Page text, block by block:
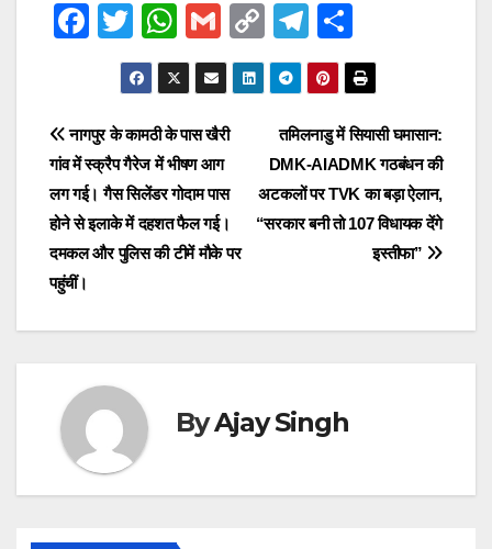
F
e
b
o
o
k
T
wi
tt
er
W
h
at
s
A
p
p
G
m
ail
C
o
p
y
Li
n
k
T
el
e
gr
a
m
h
ar
e
Post
navigation
तमिलनाडु में सियासी घमासान:
DMK-AIADMK गठबंधन की
अटकलों पर TVK का बड़ा ऐलान,
“सरकार बनी तो 107 विधायक देंगे
इस्तीफा”
नागपुर के कामठी के पास खैरी
गांव में स्क्रैप गैरेज में भीषण आग
लग गई। गैस सिलेंडर गोदाम पास
होने से इलाके में दहशत फैल गई।
दमकल और पुलिस की टीमें मौके पर
पहुंचीं।
ByAjay Singh